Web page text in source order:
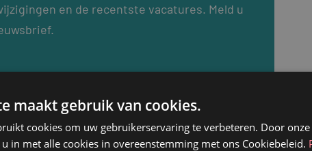
en de recentste vacatures. Meld u
maakt gebruik van cookies.
cookies om uw gebruikerservaring te verbeteren. Door
in met alle cookies in overeenstemming met ons Cookiebeleid.